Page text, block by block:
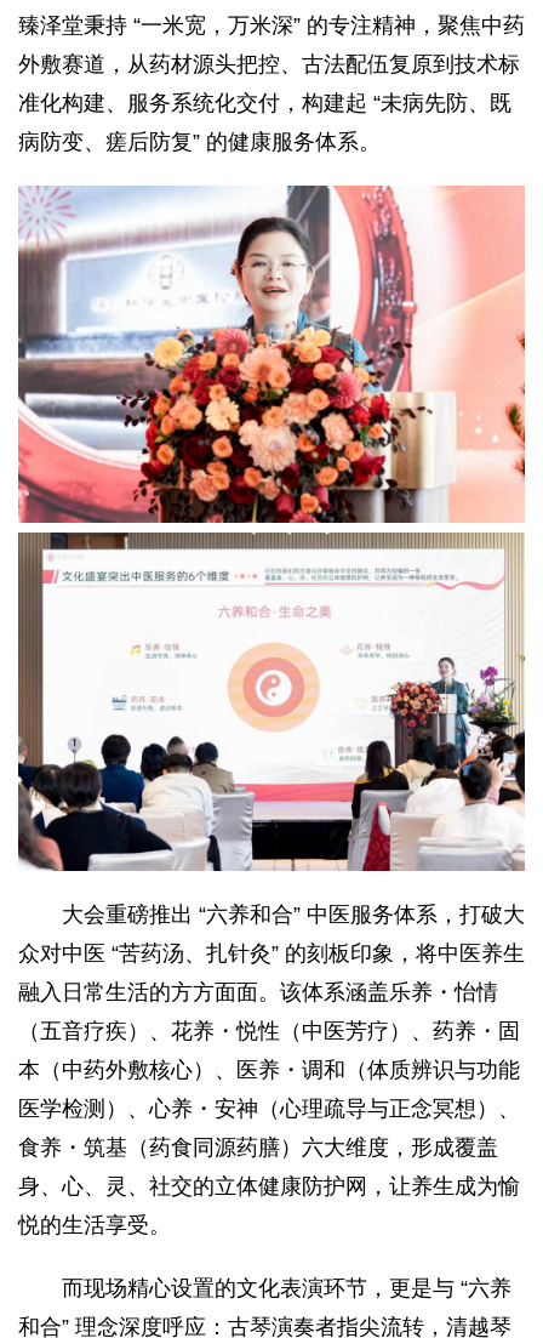
臻泽堂秉持 “一米宽，万米深” 的专注精神，聚焦中药
外敷赛道，从药材源头把控、古法配伍复原到技术标
准化构建、服务系统化交付，构建起 “未病先防、既
病防变、瘥后防复” 的健康服务体系。
大会重磅推出 “六养和合” 中医服务体系，打破大
众对中医 “苦药汤、扎针灸” 的刻板印象，将中医养生
融入日常生活的方方面面。该体系涵盖乐养・怡情
（五音疗疾）、花养・悦性（中医芳疗）、药养・固
本（中药外敷核心）、医养・调和（体质辨识与功能
医学检测）、心养・安神（心理疏导与正念冥想）、
食养・筑基（药食同源药膳）六大维度，形成覆盖
身、心、灵、社交的立体健康防护网，让养生成为愉
悦的生活享受。
而现场精心设置的文化表演环节，更是与 “六养
和合” 理念深度呼应：古琴演奏者指尖流转，清越琴